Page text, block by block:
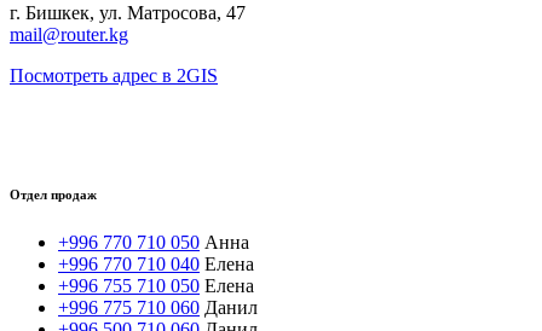
г. Бишкек, ул. Матросова, 47
mail@router.kg
Посмотреть адрес в 2GIS
Отдел продаж
+996 770 710 050 Анна
+996 770 710 040 Елена
+996 755 710 050 Елена
+996 775 710 060 Данил